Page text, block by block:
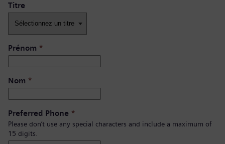
Titre
Prénom *
Nom *
Preferred Phone *
Please don’t use any special characters and include a maximum of
15 digits.